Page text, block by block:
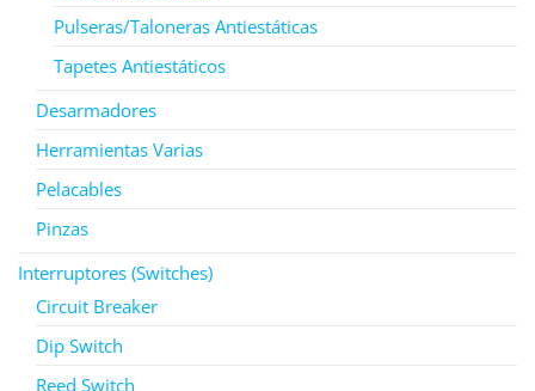
Pulseras/Taloneras Antiestáticas
Tapetes Antiestáticos
Desarmadores
Herramientas Varias
Pelacables
Pinzas
Interruptores (Switches)
Circuit Breaker
Dip Switch
Reed Switch